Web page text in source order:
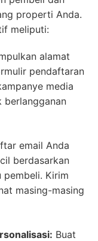
properti Anda.
meliputi:
alamat
pendaftaran
media
berlangganan
email Anda
berdasarkan
pembeli. Kirim
masing-masing
Buat